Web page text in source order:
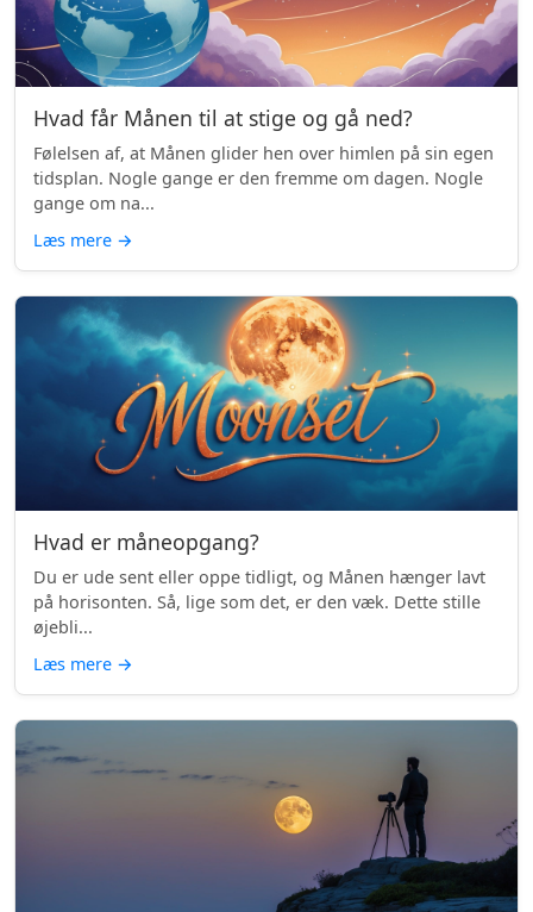
Hvad får Månen til at stige og gå ned?
Følelsen af, at Månen glider hen over himlen på sin egen
tidsplan. Nogle gange er den fremme om dagen. Nogle
gange om na...
Læs mere →
Hvad er måneopgang?
Du er ude sent eller oppe tidligt, og Månen hænger lavt
på horisonten. Så, lige som det, er den væk. Dette stille
øjebli...
Læs mere →